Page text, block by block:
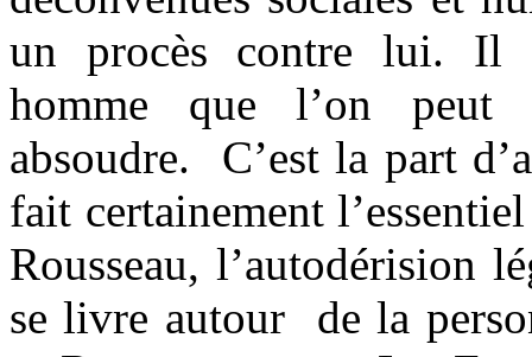
un procès contre lui. Il
homme que l’on peut
absoudre.
C’est la part
fait certainement
Rousseau, l’autodérision
se livre autour
de la